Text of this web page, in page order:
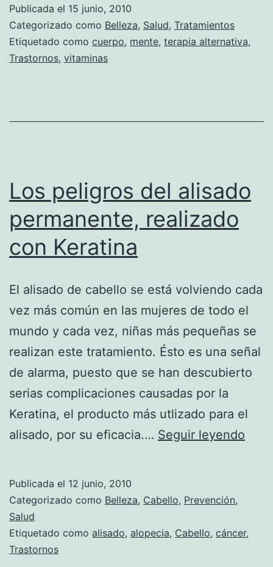
terapia
Publicada el 15 junio, 2010
Categorizado como Belleza, Salud, Tratamientos
Etiquetado como cuerpo, mente, terapia alternativa,
Trastornos, vitaminas
Los peligros del alisado
permanente, realizado
con Keratina
El alisado de cabello se está volviendo cada
vez más común en las mujeres de todo el
mundo y cada vez, niñas más pequeñas se
realizan este tratamiento. Ésto es una señal
de alarma, puesto que se han descubierto
serias complicaciones causadas por la
Keratina, el producto más utlizado para el
alisado, por su eficacia.… Seguir leyendo
Publicada el 12 junio, 2010
Categorizado como Belleza, Cabello, Prevención,
Salud
Etiquetado como alisado, alopecia, Cabello, cáncer,
Trastornos